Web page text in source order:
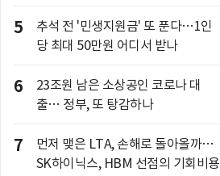
5
추석 전 '민생지원금' 또 푼다…1인
당 최대 50만원 어디서 받나
6
23조원 남은 소상공인 코로나 대
출… 정부, 또 탕감하나
7
먼저 맺은 LTA, 손해로 돌아올까…
SK하이닉스, HBM 선점의 기회비용